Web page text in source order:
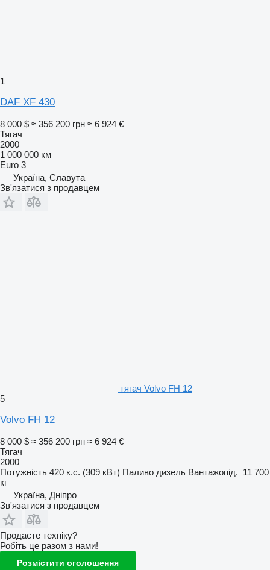
1
DAF XF 430
8 000 $ ≈ 356 200 грн ≈ 6 924 €
Тягач
2000
1 000 000 км
Euro 3
Україна, Славута
Зв'язатися з продавцем
тягач Volvo FH 12
5
Volvo FH 12
8 000 $ ≈ 356 200 грн ≈ 6 924 €
Тягач
2000
Потужність 420 к.с. (309 кВт) Паливо дизель Вантажопід. 11 700
кг
Україна, Дніпро
Зв'язатися з продавцем
Продаєте техніку?
Робіть це разом з нами!
Розмістити оголошення